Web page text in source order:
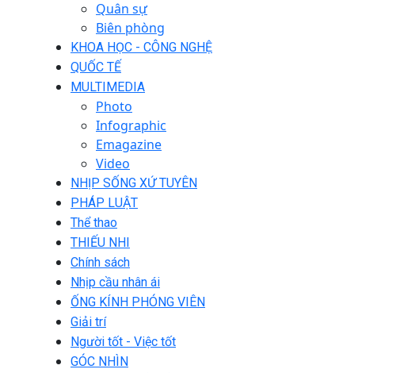
Quân sự
Biên phòng
KHOA HỌC - CÔNG NGHỆ
QUỐC TẾ
MULTIMEDIA
Photo
Infographic
Emagazine
Video
NHỊP SỐNG XỨ TUYÊN
PHÁP LUẬT
Thể thao
THIẾU NHI
Chính sách
Nhịp cầu nhân ái
ỐNG KÍNH PHÓNG VIÊN
Giải trí
Người tốt - Việc tốt
GÓC NHÌN